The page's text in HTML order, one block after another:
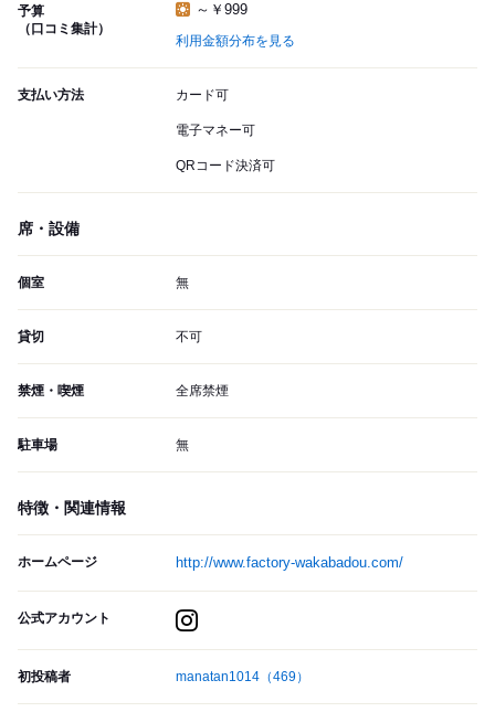
予算
（口コミ集計）
～￥999
利用金額分布を見る
支払い方法 カード可
電子マネー可
QRコード決済可
席・設備
個室 無
貸切 不可
禁煙・喫煙 全席禁煙
駐車場 無
特徴・関連情報
ホームページ http://www.factory-wakabadou.com/
公式アカウント
初投稿者 manatan1014 （469）